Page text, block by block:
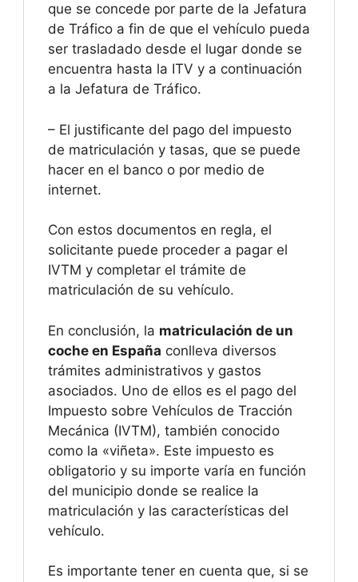
que se concede por parte de la Jefatura
de Tráfico a fin de que el vehículo pueda
ser trasladado desde el lugar donde se
encuentra hasta la ITV y a continuación
a la Jefatura de Tráfico.
– El justificante del pago del impuesto
de matriculación y tasas, que se puede
hacer en el banco o por medio de
internet.
Con estos documentos en regla, el
solicitante puede proceder a pagar el
IVTM y completar el trámite de
matriculación de su vehículo.
En conclusión, la matriculación de un
coche en España conlleva diversos
trámites administrativos y gastos
asociados. Uno de ellos es el pago del
Impuesto sobre Vehículos de Tracción
Mecánica (IVTM), también conocido
como la «viñeta». Este impuesto es
obligatorio y su importe varía en función
del municipio donde se realice la
matriculación y las características del
vehículo.
Es importante tener en cuenta que, si se